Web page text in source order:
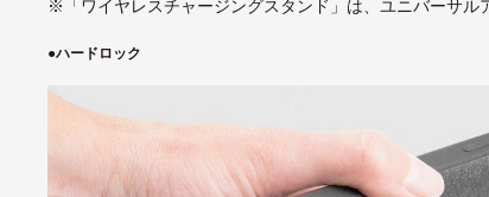
※「ワイヤレスチャージングスタンド」は、ユニバーサル
●ハードロック